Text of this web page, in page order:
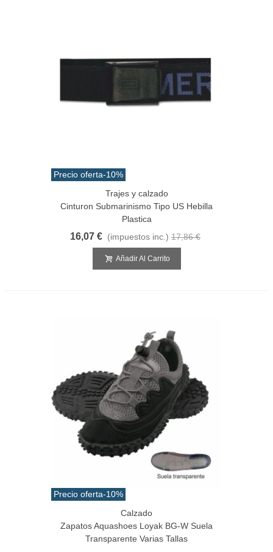
Precio oferta-10%
Trajes y calzado
Cinturon Submarinismo Tipo US Hebilla
Plastica
16,07 € (impuestos inc.) 17,86 €
Añadir Al Carrito
Precio oferta-10%
Calzado
Zapatos Aquashoes Loyak BG-W Suela
Transparente Varias Tallas